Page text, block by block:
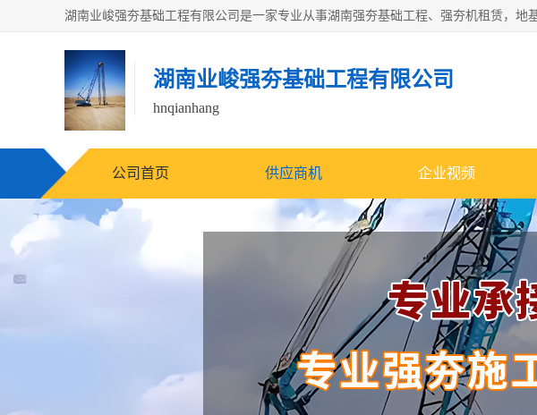
湖南业峻强夯基础工程有限公司
hnqianhang
公司首页 供应商机 企业视频